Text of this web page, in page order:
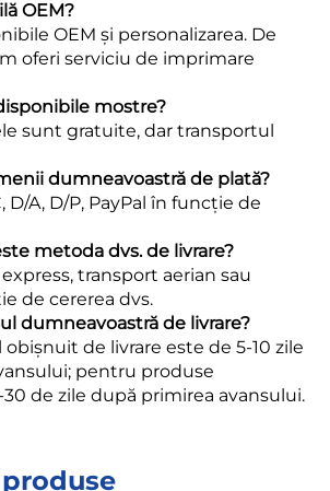
OEM?
OEM și personalizarea. De
oferi serviciu de imprimare
mostre?
sunt gratuite, dar transportul
dumneavoastră de plată?
D/A, D/P, PayPal în funcție de
metoda dvs. de livrare?
transport aerian sau
de cererea dvs.
dumneavoastră de livrare?
obișnuit de livrare este de 5-10 zile
pentru produse
30 de zile după primirea avansului.